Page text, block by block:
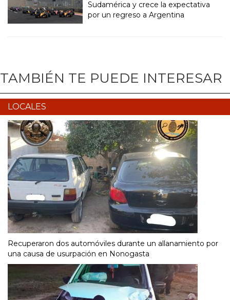
Sudamérica y crece la expectativa
por un regreso a Argentina
TAMBIÉN TE PUEDE INTERESAR
LOCALES
Recuperaron dos automóviles durante un allanamiento por
una causa de usurpación en Nonogasta